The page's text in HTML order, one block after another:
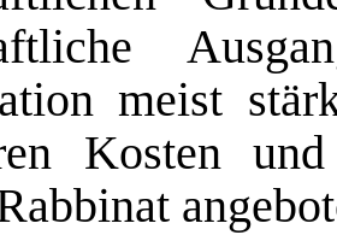
meist
Kosten